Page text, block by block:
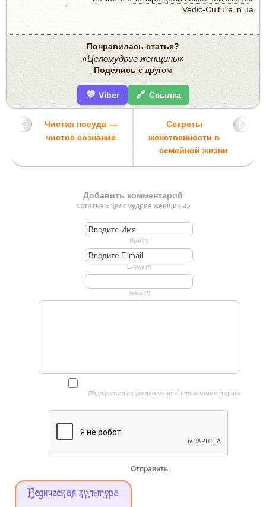
Vedic-Culture.in.ua
Понравилась статья?
«Целомудрие женщины»
Поделись с другом
💜 Viber 🔗 Ссылка
Чистая посуда —
чистое сознание
Секреты
женственности в
семейной жизни
Добавить комментарий
к статье «Целомудрие женщины»
Имя (*)
E-Mail (*)
Тема (*)
Подписаться на уведомления о новых комментариях
Отправить
Меню
Ведическая культура